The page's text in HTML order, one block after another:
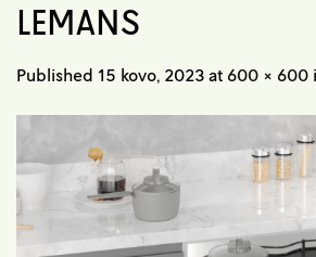
LEMANS
Published 15 kovo, 2023 at 600 × 600